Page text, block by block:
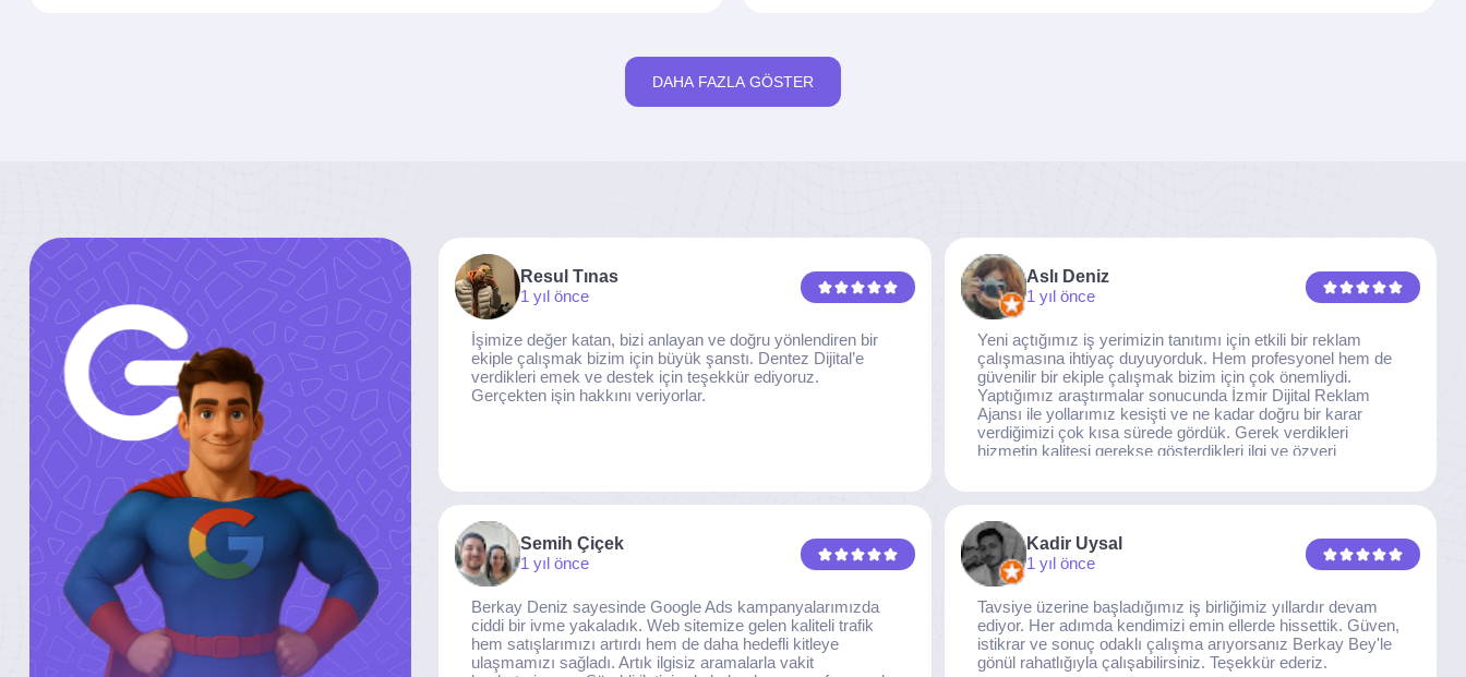
DAHA FAZLA GÖSTER
Resul Tınas
1 yıl önce
İşimize değer katan, bizi anlayan ve doğru yönlendiren bir
ekiple çalışmak bizim için büyük şanstı. Dentez Dijital’e
verdikleri emek ve destek için teşekkür ediyoruz.
Gerçekten işin hakkını veriyorlar.
Aslı Deniz
1 yıl önce
Yeni açtığımız iş yerimizin tanıtımı için etkili bir reklam
çalışmasına ihtiyaç duyuyorduk. Hem profesyonel hem de
güvenilir bir ekiple çalışmak bizim için çok önemliydi.
Yaptığımız araştırmalar sonucunda İzmir Dijital Reklam
Ajansı ile yollarımız kesişti ve ne kadar doğru bir karar
verdiğimizi çok kısa sürede gördük. Gerek verdikleri
hizmetin kalitesi gerekse gösterdikleri ilgi ve özveri
Kaliteden asla taviz vermeyen, her detaya özen gösteren
İzmir Dijital Reklam Ajansı ekibine gönülden teşekkür
ederiz.
Semih Çiçek
1 yıl önce
Berkay Deniz sayesinde Google Ads kampanyalarımızda
ciddi bir ivme yakaladık. Web sitemize gelen kaliteli trafik
hem satışlarımızı artırdı hem de daha hedefli kitleye
ulaşmamızı sağladı. Artık ilgisiz aramalarla vakit
Kadir Uysal
1 yıl önce
Tavsiye üzerine başladığımız iş birliğimiz yıllardır devam
ediyor. Her adımda kendimizi emin ellerde hissettik. Güven,
istikrar ve sonuç odaklı çalışma arıyorsanız Berkay Bey'le
gönül rahatlığıyla çalışabilirsiniz. Teşekkür ederiz.